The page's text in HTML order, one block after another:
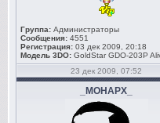
Группа: Администраторы
Сообщения: 4551
Регистрация: 03 дек 2009, 20:18
Модель 3DO: GoldStar GDO-203P
23 дек 2009, 07:52
_MOHAPX_